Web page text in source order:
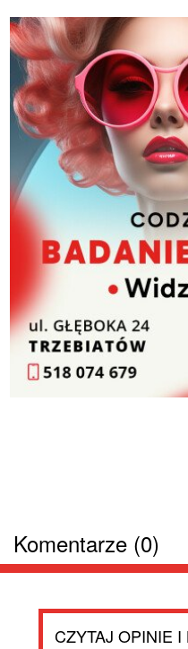
Komentarze (0)
CZYTAJ OPINIE